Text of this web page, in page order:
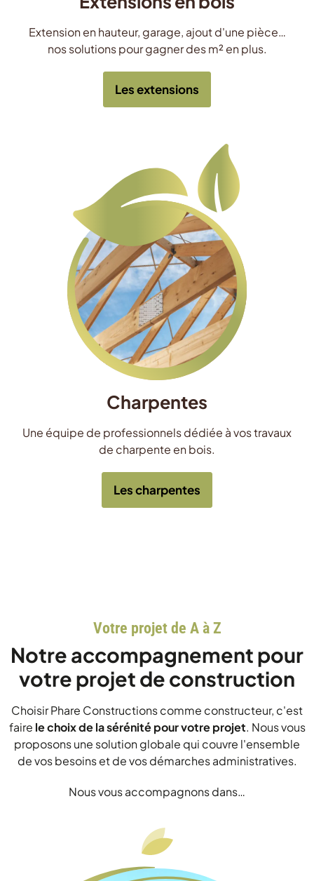
Extension en hauteur, garage, ajout d'une pièce…
nos solutions pour gagner des m² en plus.
Les extensions
Charpentes
Une équipe de professionnels dédiée à vos travaux
de charpente en bois.
Les charpentes
Votre projet de A à Z
Notre accompagnement pour
votre projet de construction
Choisir Phare Constructions comme constructeur, c'est
faire le choix de la sérénité pour votre projet. Nous vous
proposons une solution globale qui couvre l'ensemble
de vos besoins et de vos démarches administratives.
Nous vous accompagnons dans…